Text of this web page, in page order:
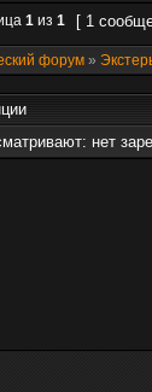
1 из 1 [ 1
форум »
нет